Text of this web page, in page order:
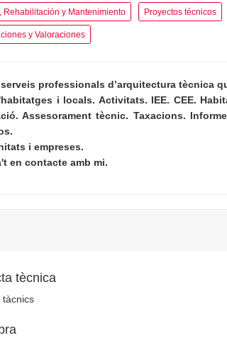
Rehabilitación y Mantenimiento Proyectos técnicos
y Valoraciones
professionals d’arquitectura tècnica
i locals. Activitats. IEE. CEE.
Assesorament tècnic. Taxacions.
i empreses.
en contacte amb mi.
tècnica
tàcnics